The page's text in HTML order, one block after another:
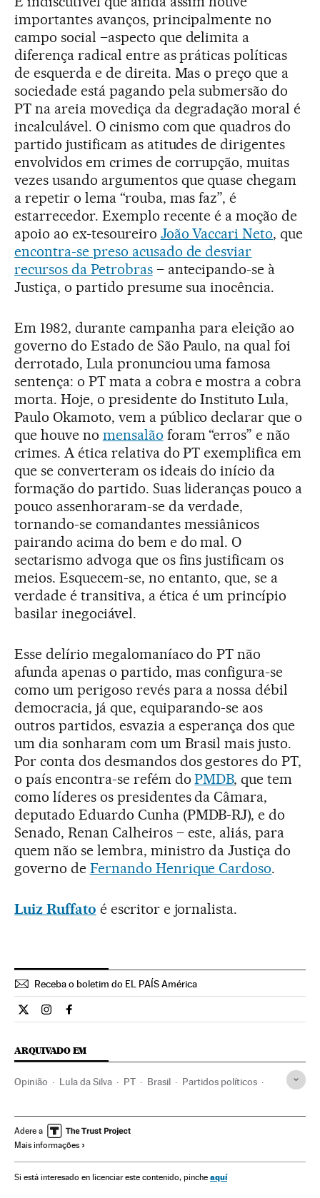
importantes avanços, principalmente no
campo social –aspecto que delimita a
diferença radical entre as práticas políticas
de esquerda e de direita. Mas o preço que a
sociedade está pagando pela submersão do
PT na areia movediça da degradação moral é
incalculável. O cinismo com que quadros do
partido justificam as atitudes de dirigentes
envolvidos em crimes de corrupção, muitas
vezes usando argumentos que quase chegam
a repetir o lema “rouba, mas faz”, é
estarrecedor. Exemplo recente é a moção de
apoio ao ex-tesoureiro João Vaccari Neto, que
encontra-se preso acusado de desviar
recursos da Petrobras– antecipando-se à
Justiça, o partido presume sua inocência.
Em 1982, durante campanha para eleição ao
governo do Estado de São Paulo, na qual foi
derrotado, Lula pronunciou uma famosa
sentença: o PT mata a cobra e mostra a cobra
morta. Hoje, o presidente do Instituto Lula,
Paulo Okamoto, vem a público declarar que o
que houve no mensalão foram “erros” e não
crimes. A ética relativa do PT exemplifica em
que se converteram os ideais do início da
formação do partido. Suas lideranças pouco a
pouco assenhoraram-se da verdade,
tornando-se comandantes messiânicos
pairando acima do bem e do mal. O
sectarismo advoga que os fins justificam os
meios. Esquecem-se, no entanto, que, se a
verdade é transitiva, a ética é um princípio
basilar inegociável.
Esse delírio megalomaníaco do PT não
afunda apenas o partido, mas configura-se
como um perigoso revés para a nossa débil
democracia, já que, equiparando-se aos
outros partidos, esvazia a esperança dos que
um dia sonharam com um Brasil mais justo.
Por conta dos desmandos dos gestores do PT,
o país encontra-se refém doPMDB, que tem
como líderes os presidentes da Câmara,
deputado Eduardo Cunha (PMDB-RJ), e do
Senado, Renan Calheiros – este, aliás, para
quem não se lembra, ministro da Justiça do
governo de Fernando Henrique Cardoso.
Luiz Ruffato é escritor e jornalista.
Receba o boletim do EL PAÍS América
Opiniao El País Brasil en Twitter
Opiniao El País Brasil en Instagram
Opiniao El País Brasil en Facebook
ARQUIVADO EM
Opinião Lula da Silva PT Brasil Partidos políticos
Adere a
Mais informações
Si está interesado en licenciar este contenido, pinche aquí